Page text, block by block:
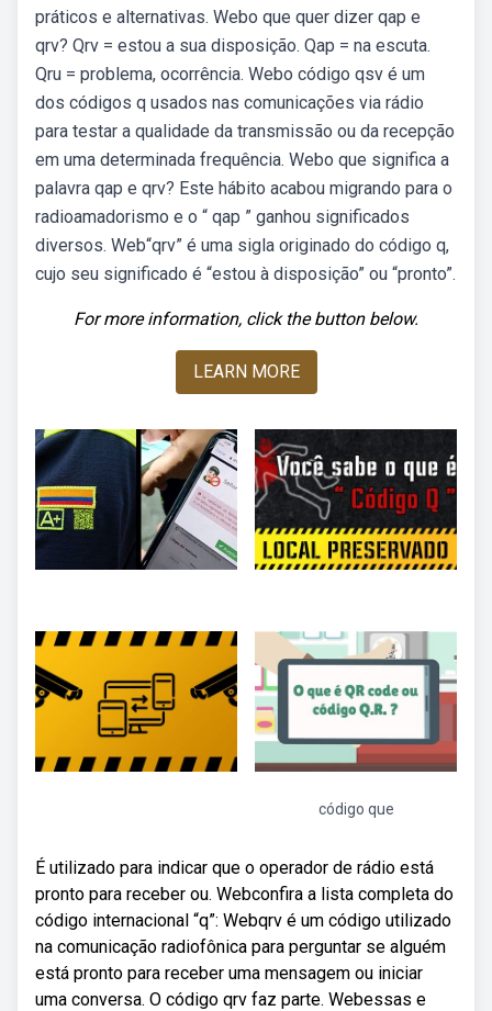
práticos e alternativas. Webo que quer dizer qap e
qrv? Qrv = estou a sua disposição. Qap = na escuta.
Qru = problema, ocorrência. Webo código qsv é um
dos códigos q usados nas comunicações via rádio
para testar a qualidade da transmissão ou da recepção
em uma determinada frequência. Webo que significa a
palavra qap e qrv? Este hábito acabou migrando para o
radioamadorismo e o “ qap ” ganhou significados
diversos. Web“qrv” é uma sigla originado do código q,
cujo seu significado é “estou à disposição” ou “pronto”.
For more information, click the button below.
LEARN MORE
código que
É utilizado para indicar que o operador de rádio está
pronto para receber ou. Webconfira a lista completa do
código internacional “q”: Webqrv é um código utilizado
na comunicação radiofônica para perguntar se alguém
está pronto para receber uma mensagem ou iniciar
uma conversa. O código qrv faz parte. Webessas e